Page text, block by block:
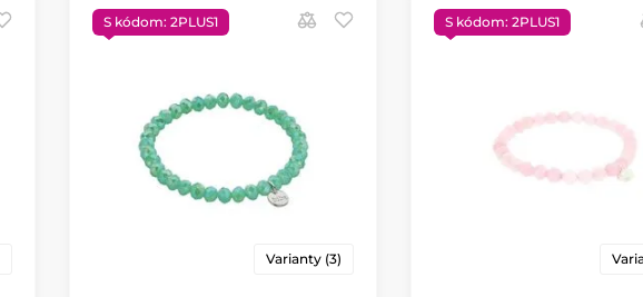
S kódom: 2PLUS1
Varianty (3)
S kódom: 2PLUS1